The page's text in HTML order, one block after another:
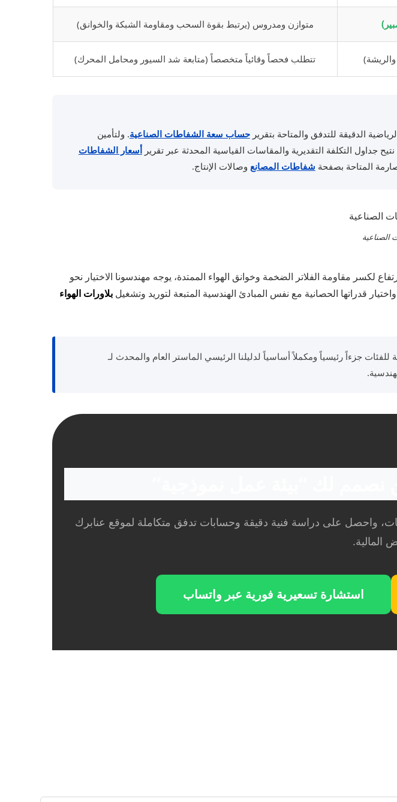
متوازن ومدروس (يرتبط بقوة السحب ومقاومة الشبكة والخوانق)
تتطلب فحصاً وقائياً متخصصاً (متابعة شد السيور ومحامل المحرك)
الدقيقة للتدفق والمتاحة بتقريرحساب سعة الشفاطات الصناعية. ولتأمين
نتيح جداول التكلفة التقديرية والمقاسات القياسية المحدثة عبر تقريرأسعار الشفاطات
المتاحة بصفحة شفاطات المصانع وصالات الإنتاج.
الصناعية
لكسر مقاومة الفلاتر الضخمة وخوانق الهواء الممتدة، يوجه مهندسونا الاختيار نحو
قدراتها الحصانية مع نفس المبادئ الهندسية المتبعة لتوريد وتشغيلبلاورات الهواء
للفئات جزءاً رئيسياً ومكملاً أساسياً لدليلنا الرئيسي الماستر العام والمحدث لـ
واحصل على دراسة فنية دقيقة وحسابات تدفق متكاملة لموقع عنابرك
المالية.
استشارة تسعيرية فورية عبر واتساب